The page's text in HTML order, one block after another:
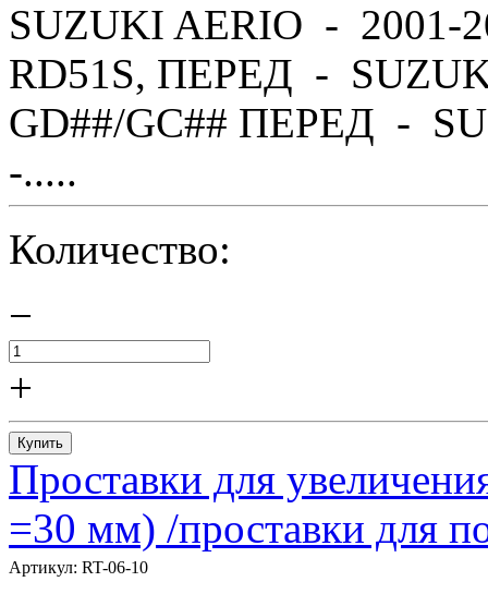
SUZUKI AERIO - 2001-
RD51S, ПЕРЕД -
GD##/GC## ПЕРЕД -
-.....
Количество:
−
+
Купить
Проставки для
=30 мм) /проставки для
Артикул: RT-06-10